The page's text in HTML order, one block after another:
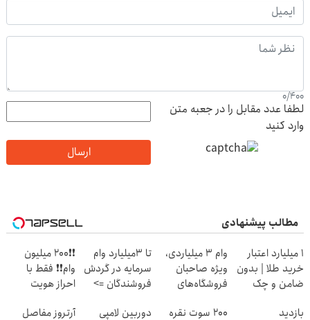
0/400
لطفا عدد مقابل را در جعبه متن
وارد کنید
ارسال
مطالب پیشنهادی
۱ میلیارد اعتبار
خرید طلا | بدون
ضامن و چک
وام ۳ میلیاردی،
ویژه صاحبان
فروشگاه‌های
تا 3میلیارد وام
سرمایه در گردش
فروشندگان =>
ثبت کن
❗❗200 میلیون
وام❗❗ فقط با
احراز هویت
بازدید
200 سوت نقره
دوربین لامپی
آرتروز مفاصل